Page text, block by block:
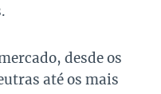
desde os
até os mais